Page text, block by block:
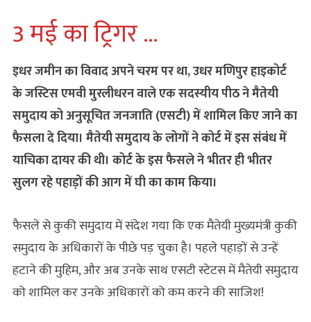
3 मई का ट्रिगर …
इधर जमीन का विवाद अपने चरम पर था, उधर मणिपुर हाइकोर्ट
के जस्टिस एमवी मुरलीधरन वाले एक सदस्यीय पीठ ने मैतेयी
समुदाय को अनुसूचित जनजाति (एसटी) में शामिल किए जाने का
फैसला दे दिया। मैतेयी समुदाय के लोगों ने कोर्ट में इस संबंध में
याचिका दायर की थी। कोर्ट के इस फैसले ने भीतर ही भीतर
सुलग रहे पहाड़ों की आग में घी का काम किया।
फैसले से कुकी समुदाय में संदेश गया कि एक मैतेयी मुख्यमंत्री कुकी
समुदाय के अधिकारों के पीछे पड़ चुका है। पहले पहाड़ों से उन्हें
हटाने की मुहिम, और अब उनके साथ एसटी स्टेटस में मैतेयी समुदाय
को शामिल कर उनके अधिकारों को कम करने की साजिश!